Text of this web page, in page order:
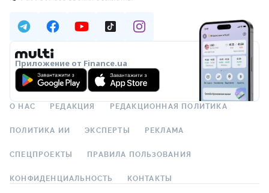
Приложение от Finance.ua
О НАС РЕДАКЦИЯ РЕДАКЦИОННАЯ ПОЛИТИКА
ПОЛИТИКА ИИ ЭКСПЕРТЫ РЕКЛАМА
СПЕЦПРОЕКТЫ ПРАВИЛА ПОЛЬЗОВАНИЯ
КОНФИДЕНЦИАЛЬНОСТЬ КОНТАКТЫ